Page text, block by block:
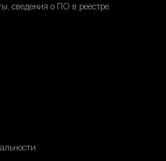
сведения о ПО в реестре